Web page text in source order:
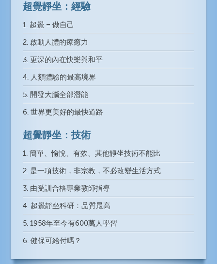
超覺靜坐：經驗
1. 超覺 = 做自己
2. 啟動人體的療癒力
3. 更深的內在快樂與和平
4. 人類體驗的最高境界
5. 開發大腦全部潛能
6. 世界更美好的最快道路
超覺靜坐：技術
1. 簡單、愉悅、有效、其他靜坐技術不能比
2. 是一項技術，非宗教，不必改變生活方式
3. 由受訓合格專業教師指導
4. 超覺靜坐科研：品質最高
5. 1958年至今有600萬人學習
6. 健保可給付嗎？